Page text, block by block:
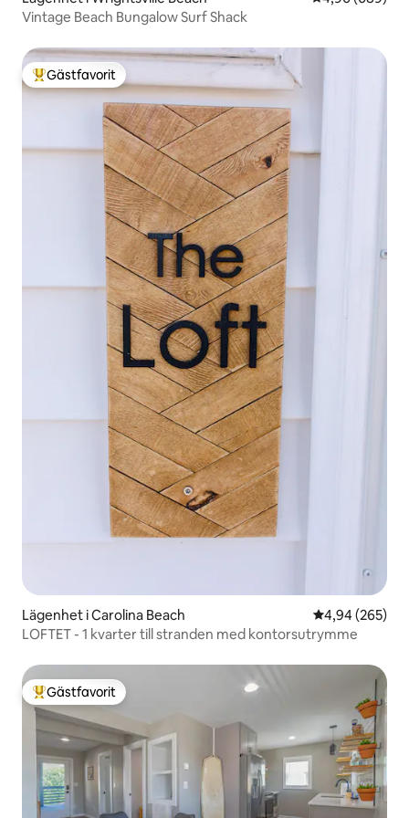
Vintage Beach Bungalow Surf Shack
Populär gästfavorit
Gästfavorit
Lägenhet i Carolina Beach 4,94 av 5 i
4,94 (265)
LOFTET - 1 kvarter till stranden med kontorsutrymme
Populär gästfavorit
Gästfavorit